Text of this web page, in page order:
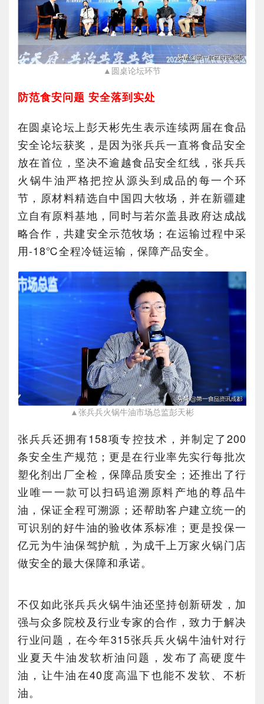
▲圆桌论坛环节
防范食安问题 安全落到实处
在圆桌论坛上彭天彬先生表示连续两届在食品
安全论坛获奖，是因为张兵兵一直将食品安全
放在首位，坚决不逾越食品安全红线，张兵兵
火锅牛油严格把控从源头到成品的每一个环
节，原材料精选自中国四大牧场，并在新疆建
立自有原料基地，同时与若尔盖县政府达成战
略合作，共建安全示范牧场；在运输过程中采
用-18℃全程冷链运输，保障产品安全。
▲张兵兵火锅牛油市场总监彭天彬
张兵兵还拥有158项专控技术，并制定了200
条安全生产规范；更是在行业率先实行每批次
塑化剂出厂全检，保障品质安全；还推出了行
业唯一一款可以扫码追溯原料产地的尊品牛
油，保证全程可溯源；还帮助客户建立统一的
可识别的好牛油的验收体系标准；更是投保一
亿元为牛油保驾护航，为成千上万家火锅门店
做安全的最大保障和承诺。
不仅如此张兵兵火锅牛油还坚持创新研发，加
强与众多院校及行业专家的合作，致力于解决
行业问题，在今年315张兵兵火锅牛油针对行
业夏天牛油发软析油问题，发布了高硬度牛
油，让牛油在40度高温下也能不发软、不析
油。